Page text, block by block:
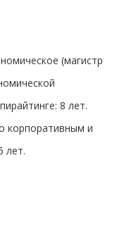
(магистр
8 лет.
корпоративным и
лет.